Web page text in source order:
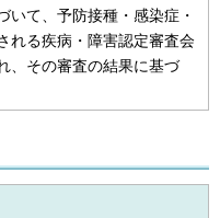
いて、予防接種・感染症・
れる疾病・障害認定審査会
、その審査の結果に基づ